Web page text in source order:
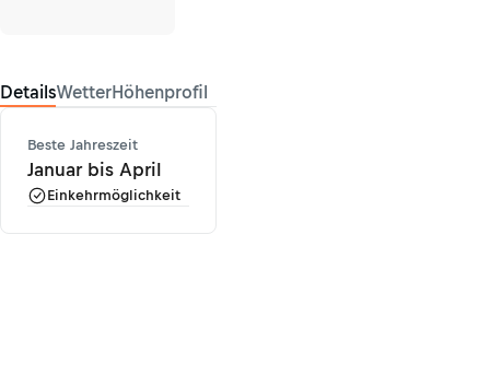
DetailsWetterHöhenprofil
Beste Jahreszeit
Januar bis April
Einkehrmöglichkeit